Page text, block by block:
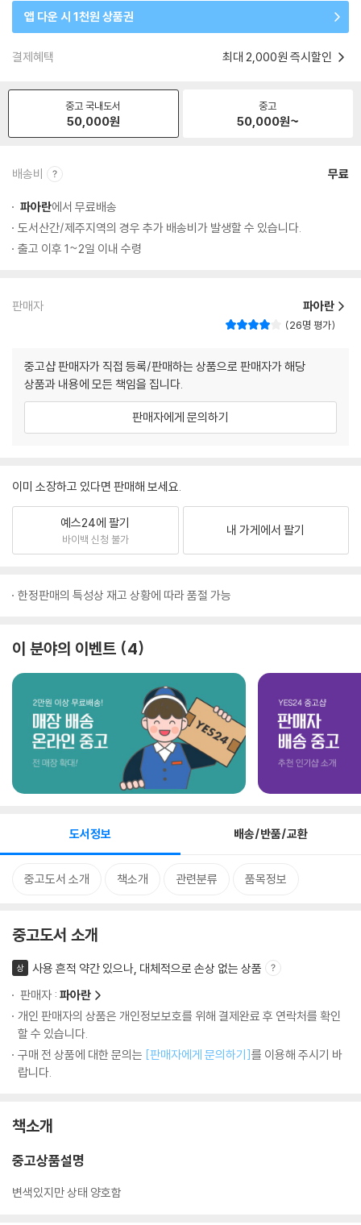
앱 다운 시 1천원 상품권
결제혜택 최대 2,000원 즉시할인
중고 국내도서
50,000원
중고
50,000원~
배송비 무료
파아란에서 무료배송
도서산간/제주지역의 경우 추가 배송비가 발생할 수 있습니다.
출고 이후 1~2일 이내 수령
판매자 파아란
26명 평가
중고샵 판매자가 직접 등록/판매하는 상품으로 판매자가 해당
상품과 내용에 모든 책임을 집니다.
판매자에게 문의하기
이미 소장하고 있다면 판매해 보세요.
예스24에 팔기
바이백 신청 불가
내 가게에서 팔기
한정판매의 특성상 재고 상황에 따라 품절 가능
이 분야의 이벤트 4
도서정보 배송/반품/교환
중고도서 소개 책소개 관련분류 품목정보
중고도서 소개
상
사용 흔적 약간 있으나, 대체적으로 손상 없는 상품
판매자 : 파아란
개인 판매자의 상품은 개인정보보호를 위해 결제완료 후 연락처를 확인
할 수 있습니다.
구매 전 상품에 대한 문의는 [판매자에게 문의하기]를 이용해 주시기 바
랍니다.
책소개
중고상품설명
변색있지만 상태 양호함